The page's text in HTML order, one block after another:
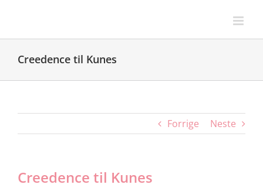
content
Creedence til Kunes
Forrige Neste
Creedence til Kunes